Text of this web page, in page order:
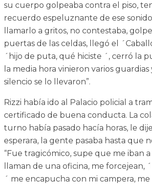
su cuerpo golpeaba contra el piso,
recuerdo espeluznante de ese
llamarlo a gritos, no contestaba,
puertas de las celdas, llegó el
´hijo de puta, qué hiciste ´, cerró la
la media hora vinieron varios guardias
silencio se lo llevaron”.
Rizzi había ido al Palacio policial a
certificado de buena conducta. La
turno había pasado hacía horas, le
esperara, la gente pasaba hasta que
“Fue tragicómico, supe que me iban
llaman de una oficina, me forcejean,
´ me encapucha con mi campera,